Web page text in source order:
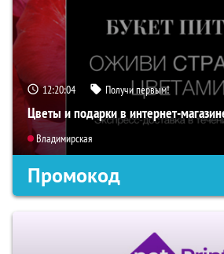
12:20:04 Получи первым!
Цветы и подарки в интернет-
Владимирская
Промокод